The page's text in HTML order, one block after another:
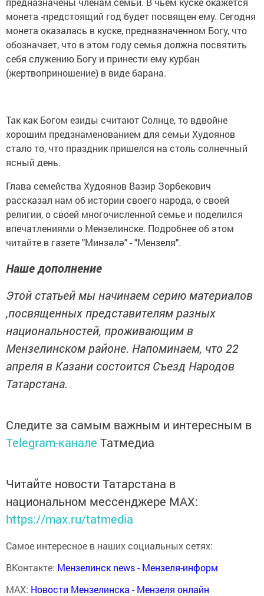
монета -предстоящий год будет посвящен ему. Сегодня
монета оказалась в куске, предназначенном Богу, что
обозначает, что в этом году семья должна посвятить
себя служению Богу и принести ему курбан
(жертвоприношение) в виде барана.
Так как Богом езиды считают Солнце, то вдвойне
хорошим предзнаменованием для семьи Худоянов
стало то, что праздник пришелся на столь солнечный
ясный день.
Глава семейства Худоянов Вазир Зорбекович
рассказал нам об истории своего народа, о своей
религии, о своей многочисленной семье и поделился
впечатлениями о Мензелинске. Подробнее об этом
читайте в газете "Минзәлә" - "Мензеля".
Наше дополнение
Этой статьей мы начинаем серию материалов
,посвященных представителям разных
национальностей, проживающим в
Мензелинском районе. Напоминаем, что 22
апреля в Казани состоится Съезд Народов
Татарстана.
Следите за самым важным и интересным в
Telegram-канале Татмедиа
Читайте новости Татарстана в
национальном мессенджере MАХ:
https://max.ru/tatmedia
Самое интересное в наших социальных сетях:
ВКонтакте: Мензелинск news - Мензеля-информ
MAX: Новости Мензелинска - Мензеля онлайн